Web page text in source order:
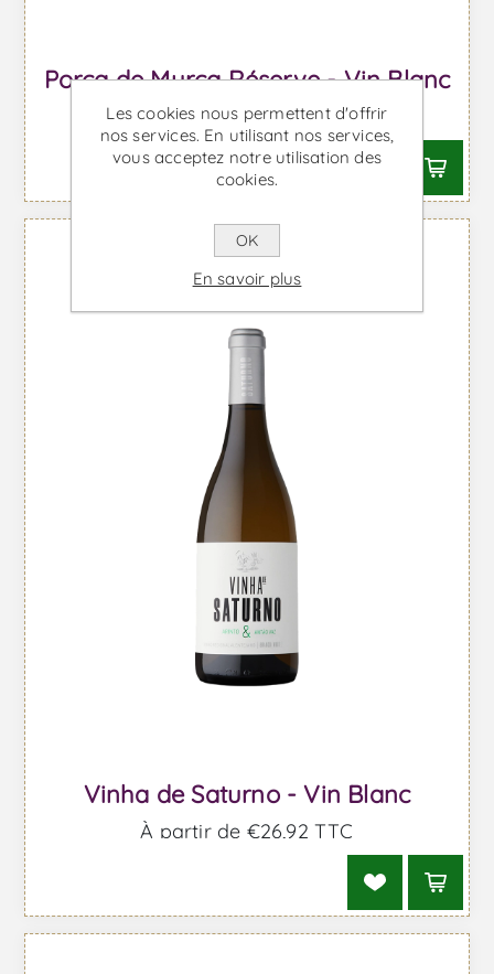
Porca de Murça Réserve - Vin Blanc
À partir de €10,51 TTC
Vinha de Saturno - Vin Blanc
À partir de €26,92 TTC
Les cookies nous permettent d'offrir
nos services. En utilisant nos services,
vous acceptez notre utilisation des
cookies.
OK
En savoir plus